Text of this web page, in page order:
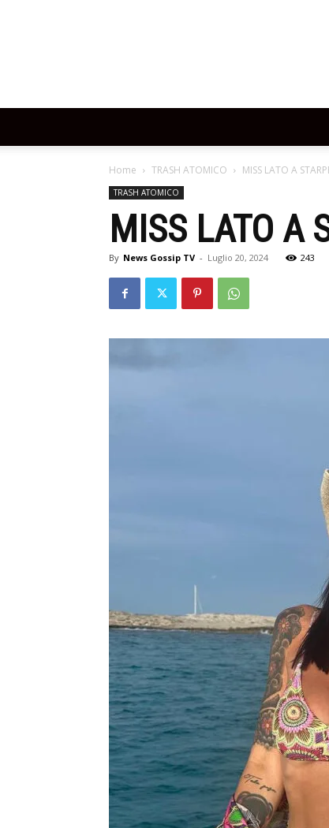
Home TRASH ATOMICO MISS LATO A
TRASH ATOMICO
MISS LATO A
By News Gossip TV - Luglio 20, 2024 243